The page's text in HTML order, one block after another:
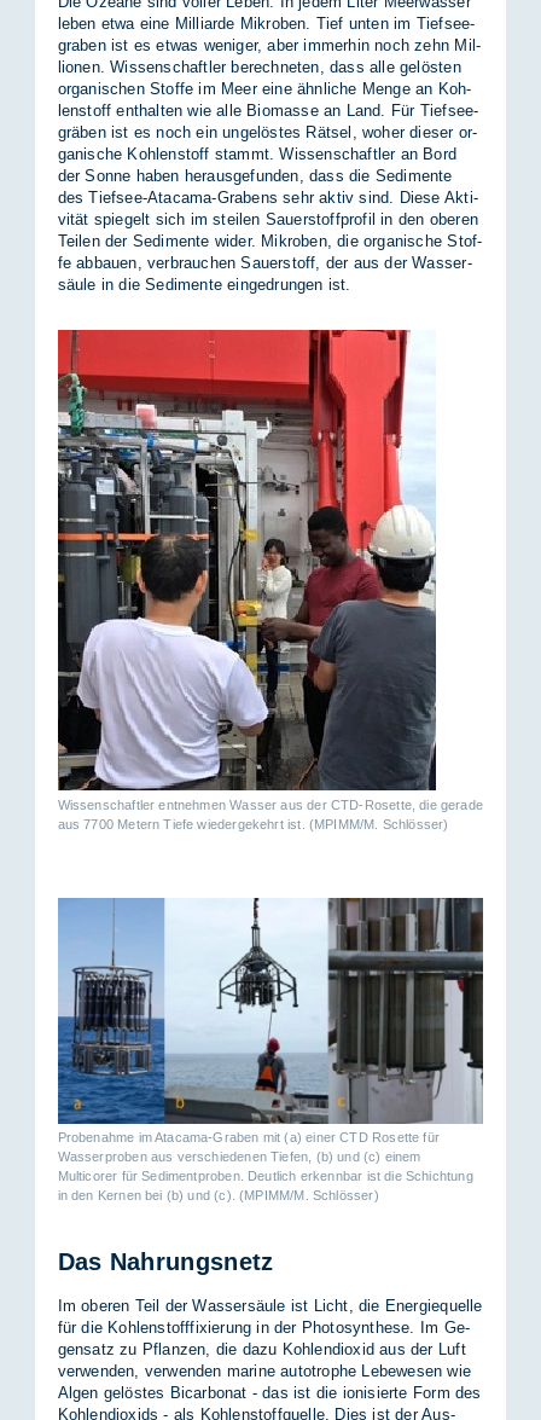
le­ben etwa eine Mil­li­ar­de Mi­kro­ben. Tief un­ten im Tief­see­
gra­ben ist es et­was we­ni­ger, aber im­mer­hin noch zehn Mil­
lio­nen. Wis­sen­schaft­ler be­rech­ne­ten, dass alle ge­lös­ten
or­ga­ni­schen Stof­fe im Meer eine ähn­li­che Men­ge an Koh­
len­stoff ent­hal­ten wie alle Bio­mas­se an Land. Für Tief­see­
grä­ben ist es noch ein un­ge­lös­tes Rät­sel, wo­her die­ser or­
ga­ni­sche Koh­len­stoff stammt. Wis­sen­schaft­ler an Bord
der Son­ne ha­ben her­aus­ge­fun­den, dass die Se­di­men­te
des Tief­see-Ata­ca­ma-Gra­bens sehr ak­tiv sind. Die­se Ak­ti­
vi­tät spie­gelt sich im stei­len Sau­er­stoff­pro­fil in den obe­ren
Tei­len der Se­di­men­te wi­der. Mi­kro­ben, die or­ga­ni­sche Stof­
fe ab­bau­en, ver­brau­chen Sau­er­stoff, der aus der Was­ser­
säu­le in die Se­di­men­te ein­ge­drun­gen ist.
Wissenschaftler entnehmen Wasser aus der CTD-Rosette, die gerade
aus 7700 Metern Tiefe wiedergekehrt ist. (MPIMM/M. Schlösser)
Probenahme im Atacama-Graben mit (a) einer CTD Rosette für
Wasserproben aus verschiedenen Tiefen, (b) und (c) einem
Multicorer für Sedimentproben. Deutlich erkennbar ist die Schichtung
in den Kernen bei (b) und (c). (MPIMM/M. Schlösser)
Das Nahrungsnetz
Im obe­ren Teil der Was­ser­säu­le ist Licht, die En­er­gie­quel­le
für die Koh­len­stoff­fi­xie­rung in der Pho­to­syn­the­se. Im Ge­
gen­satz zu Pflan­zen, die dazu Koh­len­di­oxid aus der Luft
ver­wen­den, ver­wen­den ma­ri­ne au­to­tro­phe Le­be­we­sen wie
Al­gen ge­lös­tes Bi­c­ar­bo­nat - das ist die io­ni­sier­te Form des
Koh­len­di­oxids - als Koh­len­stoff­quel­le. Dies ist der Aus­